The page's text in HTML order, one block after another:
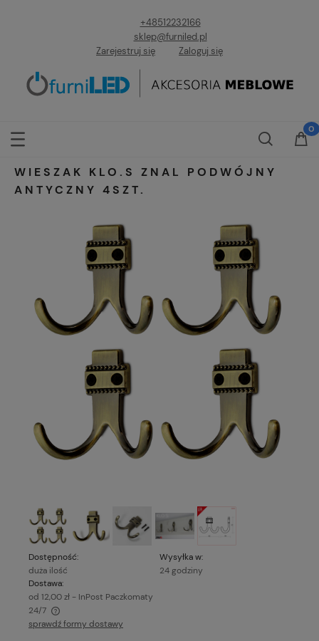
+48512232166
sklep@furniled.pl
Zarejestruj się
Zaloguj się
WIESZAK KLO.S ZNAL PODWÓJNY
ANTYCZNY 4SZT.
Dostępność:
duża ilość
Wysyłka w:
24 godziny
Dostawa:
od 12,00 zł - InPost Paczkomaty
24/7
Cena nie zawiera ewentualnych kosztów płatności
sprawdź formy dostawy